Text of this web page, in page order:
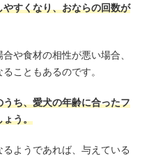
すくなり、おならの回数が
や食材の相性が悪い場合、
こともあるのです。
ち、愛犬の年齢に合ったフ
ょう。
ようであれば、与えている